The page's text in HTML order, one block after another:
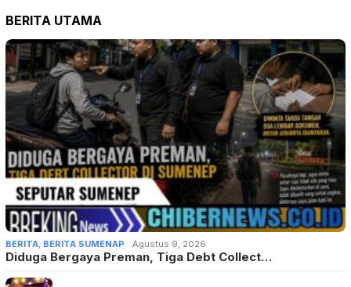
BERITA UTAMA
BERITA BERITA SUMENAP Agustus 9, 2026
Diduga Bergaya Preman, Tiga Debt Collect…